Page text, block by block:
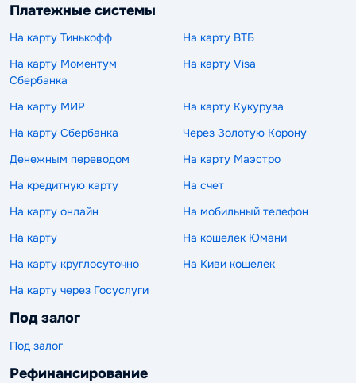
Платежные системы
На карту Тинькофф
На карту ВТБ
На карту Моментум
Сбербанка
На карту Visa
На карту МИР
На карту Кукуруза
На карту Сбербанка
Через Золотую Корону
Денежным переводом
На карту Маэстро
На кредитную карту
На счет
На карту онлайн
На мобильный телефон
На карту
На кошелек Юмани
На карту круглосуточно
На Киви кошелек
На карту через Госуслуги
Под залог
Под залог
Рефинансирование